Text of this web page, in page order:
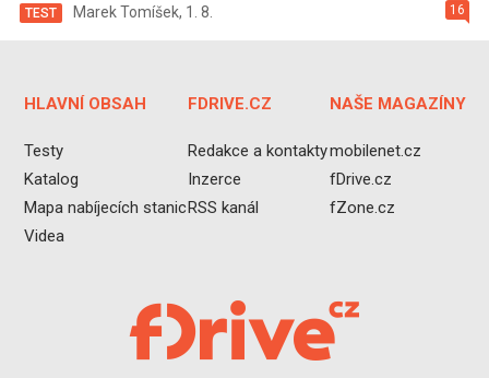
16
TEST Marek Tomíšek, 1. 8.
HLAVNÍ OBSAH
Testy
Katalog
Mapa nabíjecích stanic
Videa
FDRIVE.CZ
Redakce a kontakty
Inzerce
RSS kanál
NAŠE MAGAZÍNY
mobilenet.cz
fDrive.cz
fZone.cz